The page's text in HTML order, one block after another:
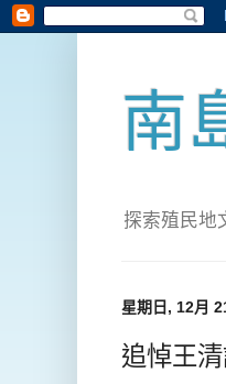
南
探索殖民地
星期日, 12月
追悼王